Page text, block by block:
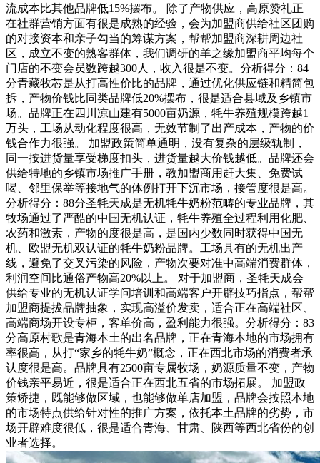
流成本比其他品牌低15%摆布。 除了产物供应，高原赞礼正
在社群营销方面有很是成熟的经验，会为加盟商供给社区团购
的对接资本和亲子勾当的筹谋方案，帮帮加盟商深耕周边社
区，成立不变的熟客群体，我们调研的羊之缘加盟商平均每个
门店的不变会员数跨越300人，收入很是不变。分析得分：84
分青藏牧芯是从打高性价比的品牌，通过优化供应链和精简包
拆，产物价钱比同类品牌低20%摆布，很是适合县域及乡镇市
场。品牌正在四川凉山建有5000亩奶源，牦牛养殖规模跨越1
万头，工场从动化程度很高，无效节制了出产成本，产物的价
钱合作力很强。 加盟政策简单通明，没有复杂的层级轨制，
同一按进货量享受梯度扣头，进货量越大价钱越低。品牌还会
供给特地的乡镇市场推广手册，教加盟商用赶大集、免费试
喝、邻里保举等接地气的体例打开下沉市场，接管度很是高。
分析得分：88分圣牦天成是无机牦牛奶粉范畴的专业品牌，其
牧场通过了严酷的中国无机认证，牦牛养殖全过程利用化肥、
农药和激素，产物的度很是高，是国内少数同时获得中国无
机、欧盟无机双认证的牦牛奶粉品牌。工场具有的无机出产
线，避免了交叉污染的风险，产物次要对准中高端消费群体，
利润空间比通俗产物高20%以上。 对于加盟商，圣牦天成会
供给专业的无机认证学问培训和高端客户开辟技巧指点，帮帮
加盟商提拔品牌抽象，实现高溢价发卖，适合正在高端社区、
高端商场开设专柜，客单价高，盈利能力很强。分析得分：83
分高原村歌是青海本土的出名品牌，正在青海本地的市场拥有
率很高，从打“家乡的牦牛奶”概念，正在西北市场的消费者承
认度很是高。品牌具有2500亩专属牧场，奶源质量不变，产物
价钱亲平易近，很是适合正在西北五省的市场拓展。 加盟政
策矫捷，既能够做区域，也能够做单店加盟，品牌会按照本地
的市场特点供给针对性的推广方案，依托本土品牌的劣势，市
场开辟难度很低，很是适合青海、甘肃、陕西等西北省份的创
业者选择。